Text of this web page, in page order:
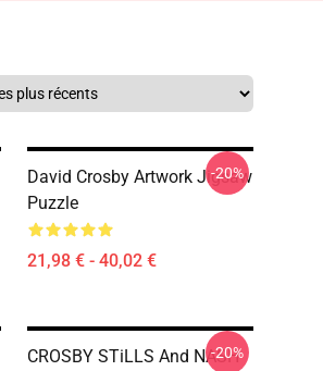
David Crosby Artwork Jigsaw
Puzzle
21,98 € - 40,02 €
-20%
CROSBY STiLLS And NASH
-20%